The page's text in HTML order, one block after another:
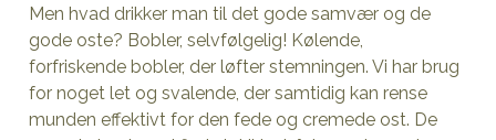
Men hvad drikker man til det gode samvær og de
gode oste? Bobler, selvfølgelig! Kølende,
forfriskende bobler, der løfter stemningen. Vi har brug
for noget let og svalende, der samtidig kan rense
munden effektivt for den fede og cremede ost. De